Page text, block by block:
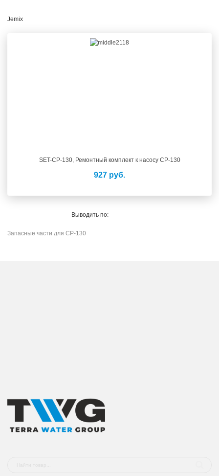
Jemix
SET-CP-130, Ремонтный комплект к насосу CP-130
927 руб.
Выводить по:
Запасные части для CP-130